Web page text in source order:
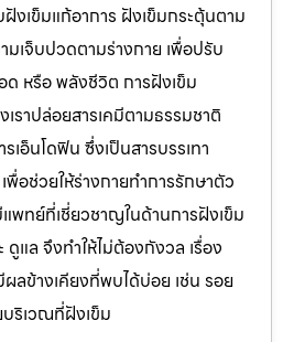
งเข็มแก้อาการ ฝังเข็มกระตุ้นตาม
มเจ็บปวดตามร่างกาย เพื่อปรับ
ด หรือ พลังชีวิต การฝังเข็ม
ราปล่อยสารเคมีตามธรรมชาติ
เอ็นโดฟิน ซึ่งเป็นสารบรรเทา
อช่วยให้ร่างกายทำการรักษาตัว
พทย์ที่เชี่ยวชาญในด้านการฝังเข็ม
ดูแล จึงทำให้ไม่ต้องกังวล เรื่อง
ลข้างเคียงที่พบได้บ่อย เช่น รอย
ริเวณที่ฝังเข็ม